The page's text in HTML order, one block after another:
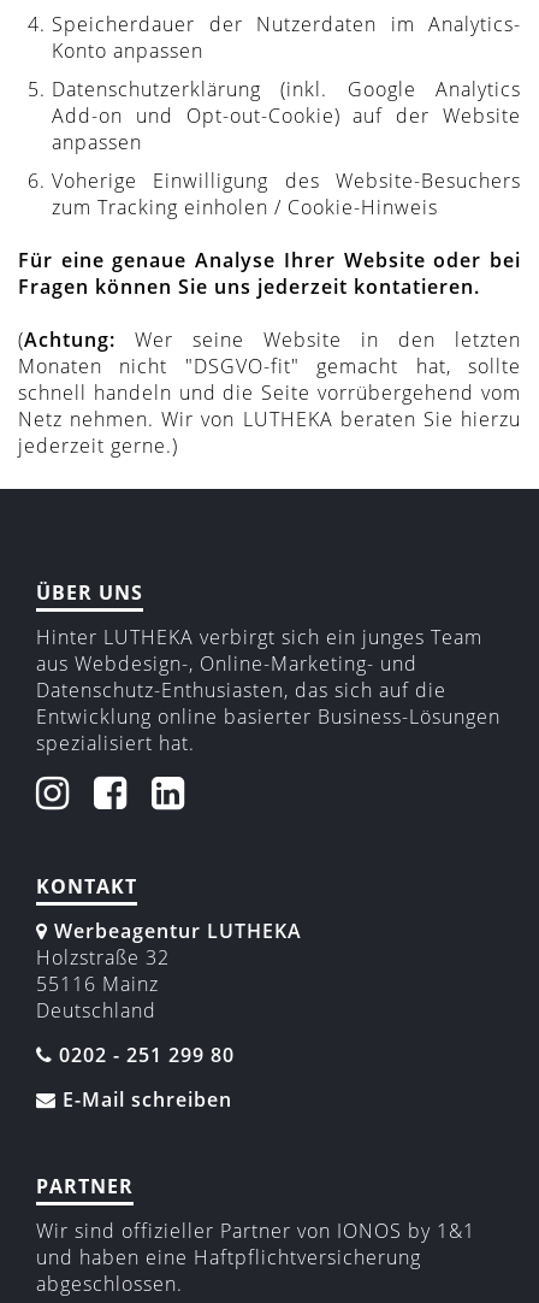
Speicherdauer der Nutzerdaten im Analytics-
Konto anpassen
Datenschutzerklärung (inkl. Google Analytics
Add-on und Opt-out-Cookie) auf der Website
anpassen
Voherige Einwilligung des Website-Besuchers
zum Tracking einholen / Cookie-Hinweis
Für eine genaue Analyse Ihrer Website oder bei
Fragen können Sie uns jederzeit kontatieren.
(Achtung: Wer seine Website in den letzten
Monaten nicht "DSGVO-fit" gemacht hat, sollte
schnell handeln und die Seite vorrübergehend vom
Netz nehmen. Wir von LUTHEKA beraten Sie hierzu
jederzeit gerne.)
ÜBER UNS
Hinter LUTHEKA verbirgt sich ein junges Team
aus Webdesign-, Online-Marketing- und
Datenschutz-Enthusiasten, das sich auf die
Entwicklung online basierter Business-Lösungen
spezialisiert hat.
KONTAKT
Werbeagentur LUTHEKA
Holzstraße 32
55116 Mainz
Deutschland
0202 - 251 299 80
E-Mail schreiben
PARTNER
Wir sind offizieller Partner von IONOS by 1&1
und haben eine Haftpflicht­versicherung
abgeschlossen.